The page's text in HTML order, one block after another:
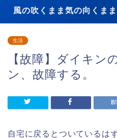
風の吹くまま気の向くま
生活
【故障】ダイキン
ン、故障する。
自宅に戻るとついているは